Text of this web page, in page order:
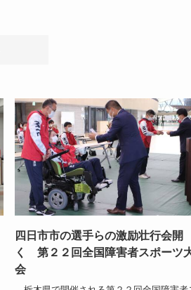
四日市市の選手らの激励壮行会開
く 第２２回全国障害者スポーツ
会